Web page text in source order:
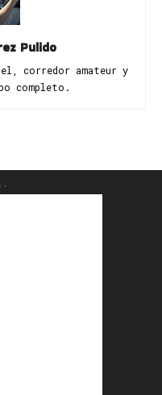
Pulido
corredor amateur y
completo.
-